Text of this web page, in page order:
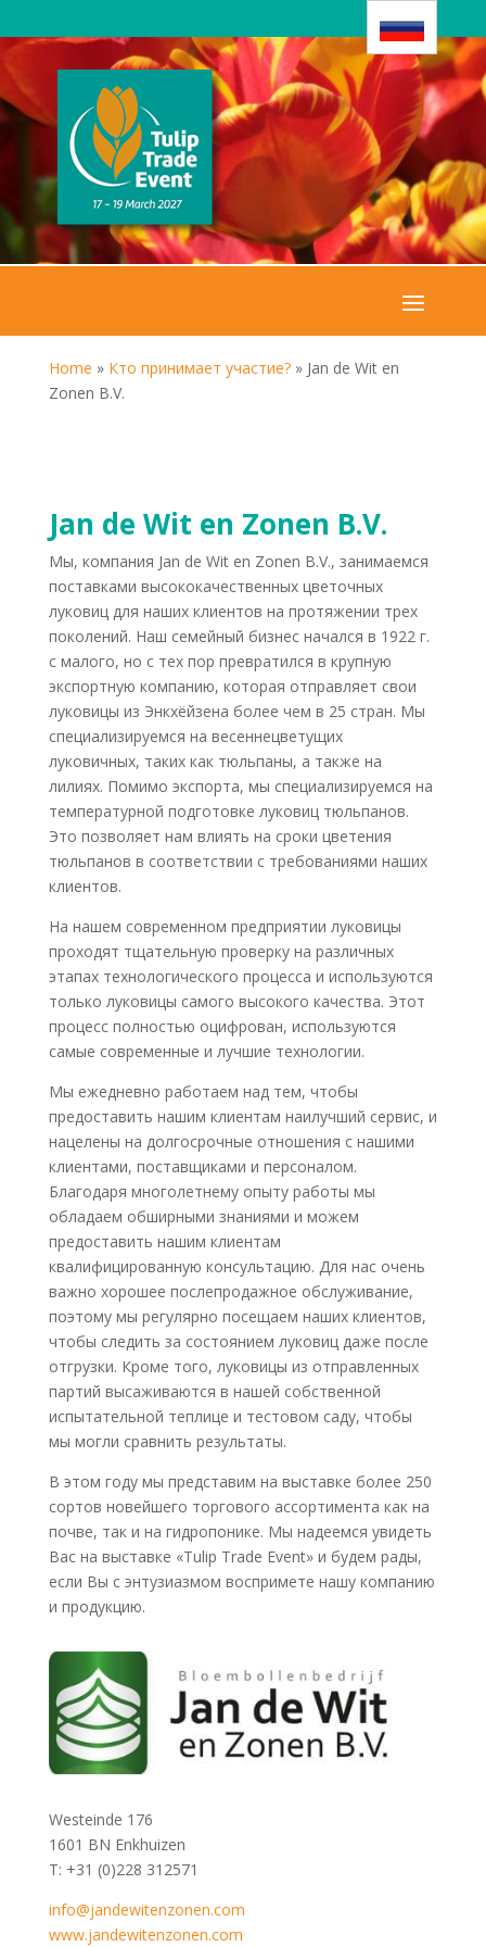
Home » Кто принимает участие?» Jan de Wit en
Zonen B.V.
Jan de Wit en Zonen B.V.
Мы, компания Jan de Wit en Zonen B.V., занимаемся
поставками высококачественных цветочных
луковиц для наших клиентов на протяжении трех
поколений. Наш семейный бизнес начался в 1922 г.
с малого, но с тех пор превратился в крупную
экспортную компанию, которая отправляет свои
луковицы из Энкхёйзена более чем в 25 стран. Мы
специализируемся на весеннецветущих
луковичных, таких как тюльпаны, а также на
лилиях. Помимо экспорта, мы специализируемся на
температурной подготовке луковиц тюльпанов.
Это позволяет нам влиять на сроки цветения
тюльпанов в соответствии с требованиями наших
клиентов.
На нашем современном предприятии луковицы
проходят тщательную проверку на различных
этапах технологического процесса и используются
только луковицы самого высокого качества. Этот
процесс полностью оцифрован, используются
самые современные и лучшие технологии.
Мы ежедневно работаем над тем, чтобы
предоставить нашим клиентам наилучший сервис, и
нацелены на долгосрочные отношения с нашими
клиентами, поставщиками и персоналом.
Благодаря многолетнему опыту работы мы
обладаем обширными знаниями и можем
предоставить нашим клиентам
квалифицированную консультацию. Для нас очень
важно хорошее послепродажное обслуживание,
поэтому мы регулярно посещаем наших клиентов,
чтобы следить за состоянием луковиц даже после
отгрузки. Кроме того, луковицы из отправленных
партий высаживаются в нашей собственной
испытательной теплице и тестовом саду, чтобы
мы могли сравнить результаты.
В этом году мы представим на выставке более 250
сортов новейшего торгового ассортимента как на
почве, так и на гидропонике. Мы надеемся увидеть
Вас на выставке «Тulip Trade Event» и будем рады,
если Вы с энтузиазмом воспримете нашу компанию
и продукцию.
Westeinde 176
1601 BN Enkhuizen
T: +31 (0)228 312571
info@jandewitenzonen.com
www.jandewitenzonen.com